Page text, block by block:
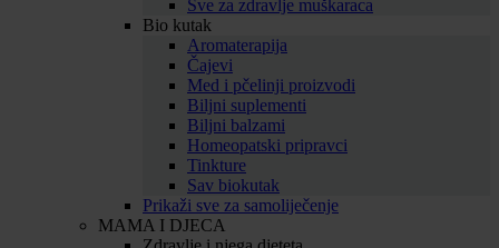
Sve za zdravlje muškaraca
Bio kutak
Aromaterapija
Čajevi
Med i pčelinji proizvodi
Biljni suplementi
Biljni balzami
Homeopatski pripravci
Tinkture
Sav biokutak
Prikaži sve za samoliječenje
MAMA I DJECA